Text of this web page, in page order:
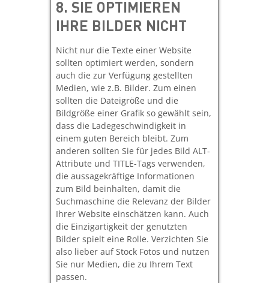
8. SIE OPTIMIEREN
IHRE BILDER NICHT
Nicht nur die Texte einer Website
sollten optimiert werden, sondern
auch die zur Verfügung gestellten
Medien, wie z.B. Bilder. Zum einen
sollten die Dateigröße und die
Bildgröße einer Grafik so gewählt sein,
dass die Ladegeschwindigkeit in
einem guten Bereich bleibt. Zum
anderen sollten Sie für jedes Bild ALT-
Attribute und TITLE-Tags verwenden,
die aussagekräftige Informationen
zum Bild beinhalten, damit die
Suchmaschine die Relevanz der Bilder
Ihrer Website einschätzen kann. Auch
die Einzigartigkeit der genutzten
Bilder spielt eine Rolle. Verzichten Sie
also lieber auf Stock Fotos und nutzen
Sie nur Medien, die zu Ihrem Text
passen.